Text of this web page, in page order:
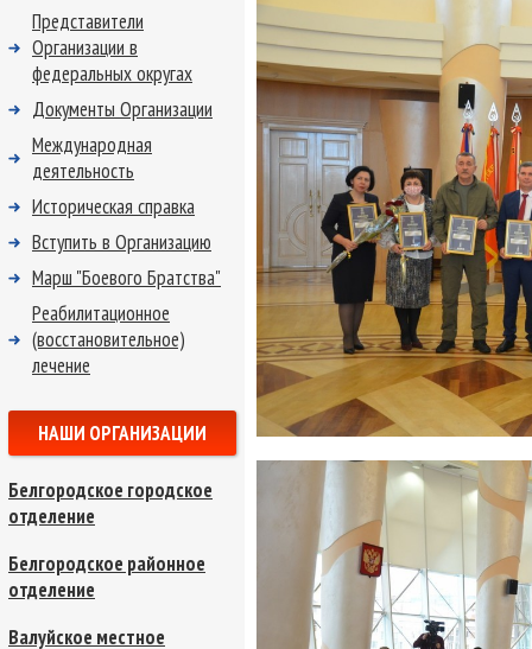
Представители
Организации в
федеральных округах
Документы Организации
Международная
деятельность
Историческая справка
Вступить в Организацию
Марш "Боевого Братства"
Реабилитационное
(восстановительное)
лечение
НАШИ ОРГАНИЗАЦИИ
Белгородское городское
отделение
Белгородское районное
отделение
Валуйское местное